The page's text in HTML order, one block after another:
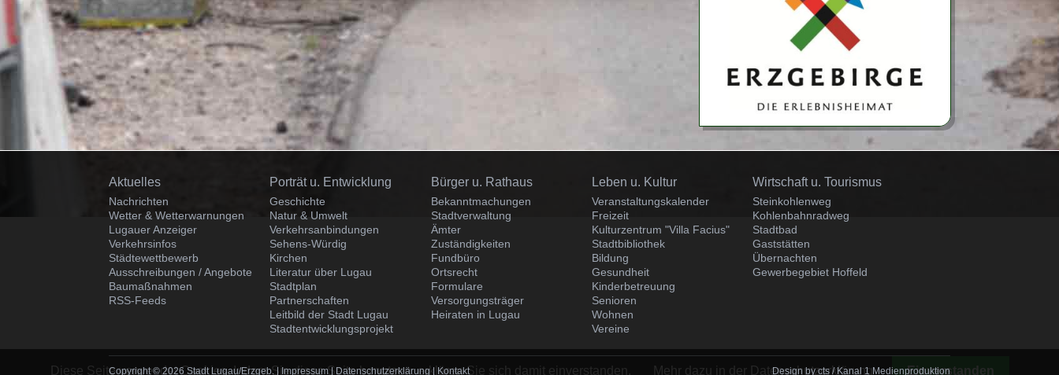
Navigation
überspringen
Aktuelles
Nachrichten
Wetter & Wetterwarnungen
Lugauer Anzeiger
Verkehrsinfos
Städtewettbewerb
Ausschreibungen / Angebote
Baumaßnahmen
RSS-Feeds
Navigation
überspringen
Porträt u. Entwicklung
Geschichte
Natur & Umwelt
Verkehrsanbindungen
Sehens-Würdig
Kirchen
Literatur über Lugau
Stadtplan
Partnerschaften
Leitbild der Stadt Lugau
Stadtentwicklungsprojekt
Navigation
überspringen
Bürger u. Rathaus
Bekanntmachungen
Stadtverwaltung
Ämter
Zuständigkeiten
Fundbüro
Ortsrecht
Formulare
Versorgungsträger
Heiraten in Lugau
Navigation
überspringen
Leben u. Kultur
Veranstaltungskalender
Freizeit
Kulturzentrum "Villa Facius"
Stadtbibliothek
Bildung
Gesundheit
Kinderbetreuung
Senioren
Wohnen
Vereine
Navigation
überspringen
Wirtschaft u. Tourismus
Steinkohlenweg
Kohlenbahnradweg
Stadtbad
Gaststätten
Übernachten
Gewerbegebiet Hoffeld
Copyright © 2026 Stadt Lugau/Erzgeb. |Impressum| Datenschutzerklärung| Kontakt Design bycts/ Kanal 1 Medienproduktion
Diese Seite verwendet Cookies. Indem Sie diese Seite benutzen, erklären Sie sich damit einverstanden. Mehr dazu in der Datenschutzerklärung Einverstanden